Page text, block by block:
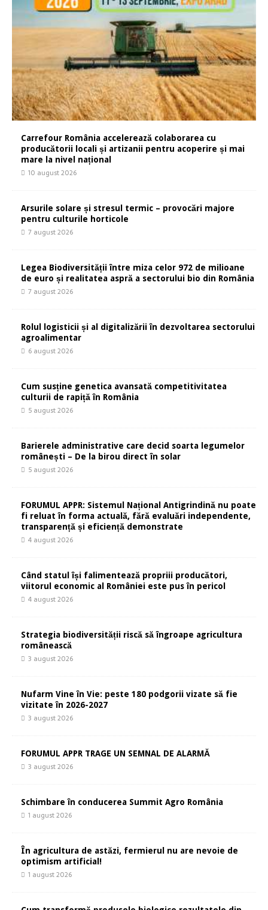
Carrefour România accelerează colaborarea cu
producătorii locali și artizanii pentru acoperire și mai
mare la nivel național
10 august 2026
Arsurile solare și stresul termic – provocări majore
pentru culturile horticole
7 august 2026
Legea Biodiversității între miza celor 972 de milioane
de euro și realitatea aspră a sectorului bio din România
7 august 2026
Rolul logisticii și al digitalizării în dezvoltarea sectorului
agroalimentar
6 august 2026
Cum susține genetica avansată competitivitatea
culturii de rapiță în România
5 august 2026
Barierele administrative care decid soarta legumelor
românești – De la birou direct în solar
5 august 2026
FORUMUL APPR: Sistemul Național Antigrindină nu poate
fi reluat în forma actuală, fără evaluări independente,
transparență și eficiență demonstrate
4 august 2026
Când statul își falimentează propriii producători,
viitorul economic al României este pus în pericol
4 august 2026
Strategia biodiversității riscă să îngroape agricultura
românească
3 august 2026
Nufarm Vine în Vie: peste 180 podgorii vizate să fie
vizitate în 2026-2027
3 august 2026
FORUMUL APPR TRAGE UN SEMNAL DE ALARMĂ
3 august 2026
Schimbare în conducerea Summit Agro România
1 august 2026
În agricultura de astăzi, fermierul nu are nevoie de
optimism artificial!
1 august 2026